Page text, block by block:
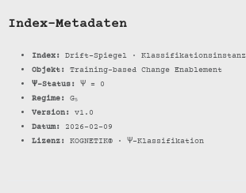
Index-Metadaten
Index: Drift-Spiegel · Klassifikationsinstanz
Objekt: Training-based Change Enablement
Ψ-Status: Ψ = 0
Regime: G₅
Version: v1.0
Datum: 2026-02-09
Lizenz: KOGNETIK® · Ψ-Klassifikation